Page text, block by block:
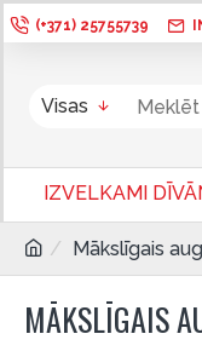
(+371) 25755739
Visas
IZVELKAMI
Mākslīgais
MĀKSLĪGAIS